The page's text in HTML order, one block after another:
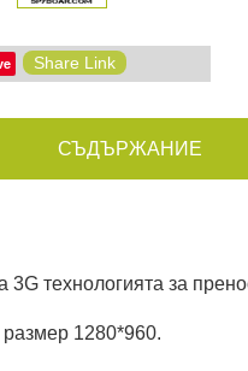
Share Link
СЪДЪРЖАНИЕ
технологията за
1280*960.